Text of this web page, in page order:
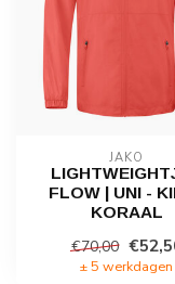
JAKO
FLOW | UNI -
KORAAL
€70,00
± 5 werkdagen